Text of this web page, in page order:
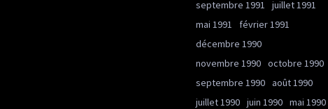
septembre 1991
juillet 1991
mai 1991
février 1991
décembre 1990
novembre 1990 octobre 1990
septembre 1990 août 1990
juillet 1990 juin 1990 mai 1990